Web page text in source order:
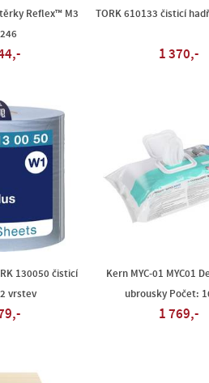
Reflex™ M3
TORK 610133 čisticí
1 370,-
130050 čisticí
vrstev
Kern MYC-01 MYC01
ubrousky Počet:
1 769,-